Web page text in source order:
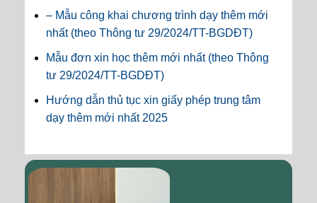
– Mẫu công khai chương trình dạy thêm mới
nhất (theo Thông tư 29/2024/TT-BGDĐT)
Mẫu đơn xin học thêm mới nhất (theo Thông
tư 29/2024/TT-BGDĐT)
Hướng dẫn thủ tục xin giấy phép trung tâm
dạy thêm mới nhất 2025